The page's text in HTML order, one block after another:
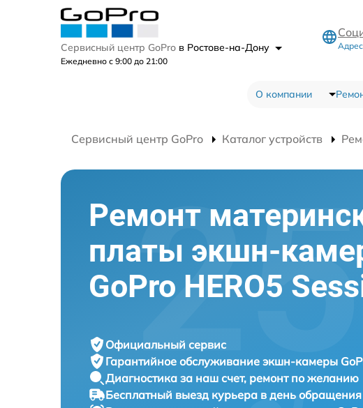
Сервисный центр GoPro в Ростове-на-Дону
Ежедневно с 9:00 до 21:00
О компании
Сервисный центр GoPro Каталог устройств
Ремонт
платы экшн-
GoPro HERO5
Официальный сервис
Гарантийное обслуживание экшн-камеры
Диагностика за наш счет, ремонт по желанию
Бесплатный выезд курьера в день обращения